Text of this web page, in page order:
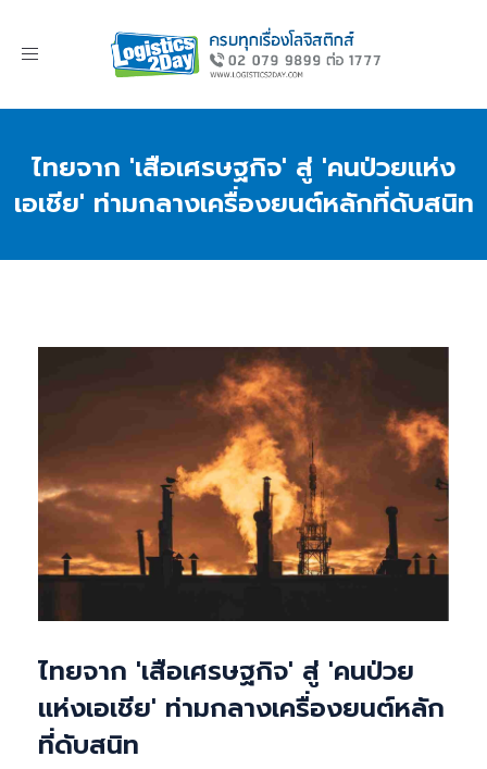
Toggle
ไทยจาก 'เสือเศรษฐกิจ' สู่ 'คนป่วยแห่ง
เอเชีย' ท่ามกลางเครื่องยนต์หลักที่ดับสนิท
ไทยจาก 'เสือเศรษฐกิจ' สู่ 'คนป่วย
แห่งเอเชีย' ท่ามกลางเครื่องยนต์หลัก
ที่ดับสนิท